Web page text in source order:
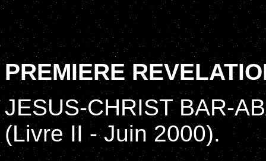
PREMIERE
JESUS-CHRIST BAR-
(Livre II - Juin 2000).